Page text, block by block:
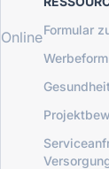
Formular